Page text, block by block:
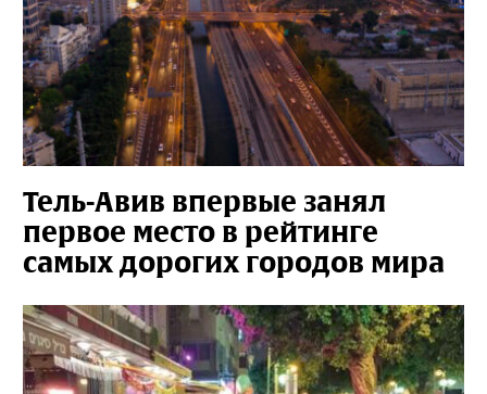
Тель-Авив впервые занял
первое место в рейтинге
самых дорогих городов мира